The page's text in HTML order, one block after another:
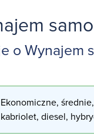
o Wynajem
Ekonomiczne,
kabriolet, diesel,